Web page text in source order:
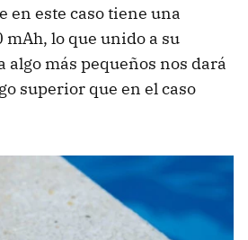
en este caso tiene una
mAh, lo que unido a su
algo más pequeños nos dará
superior que en el caso